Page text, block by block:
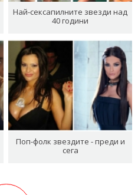
Най-сексапилните звезди над
40 години
Поп-фолк звездите - преди и
сега